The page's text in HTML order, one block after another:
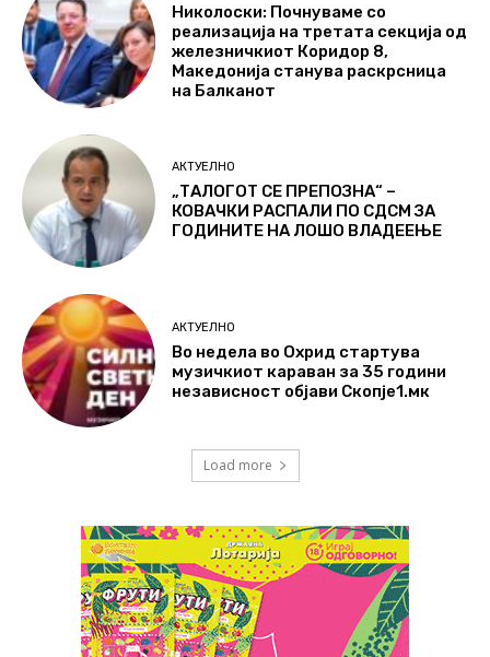
Николоски: Почнуваме со
реализација на третата секција од
железничкиот Коридор 8,
Македонија станува раскрсница
на Балканот
АКТУЕЛНО
„ТАЛОГОТ СЕ ПРЕПОЗНА“ –
КОВАЧКИ РАСПАЛИ ПО СДСМ ЗА
ГОДИНИТЕ НА ЛОШО ВЛАДЕЕЊЕ
АКТУЕЛНО
Во недела во Охрид стартува
музичкиот караван за 35 години
независност објави Скопје1.мк
Load more